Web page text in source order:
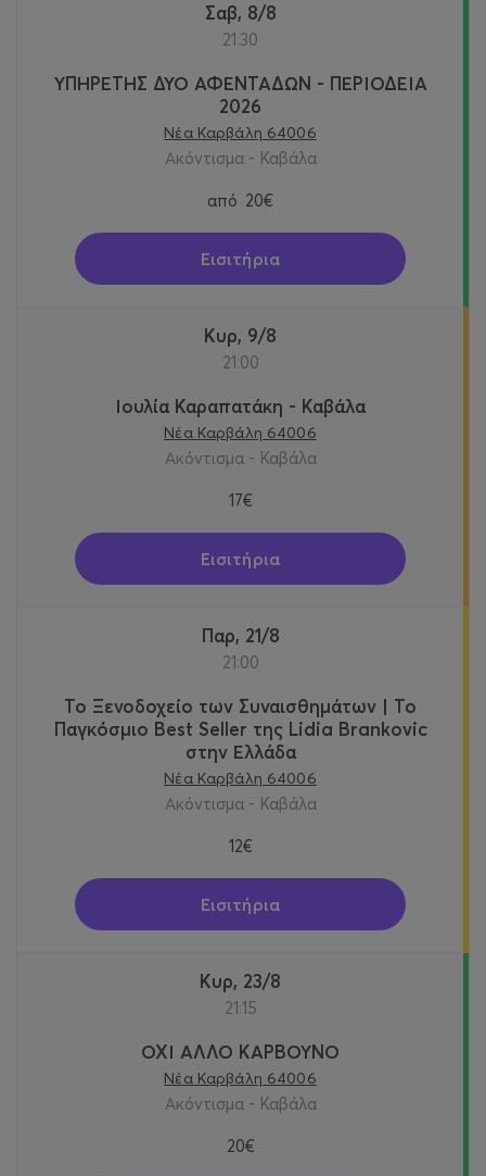
Σαβ, 8/8
21:30
ΥΠΗΡΕΤΗΣ ΔΥΟ ΑΦΕΝΤΑΔΩΝ - ΠΕΡΙΟΔΕΙΑ
2026
Νέα Καρβάλη 64006
Ακόντισμα - Καβάλα
από 20€
Εισιτήρια
Κυρ, 9/8
21:00
Ιουλία Καραπατάκη - Καβάλα
Νέα Καρβάλη 64006
Ακόντισμα - Καβάλα
17€
Εισιτήρια
Παρ, 21/8
21:00
Το Ξενοδοχείο των Συναισθημάτων | Το
Παγκόσμιο Best Seller της Lidia Brankovic
στην Ελλάδα
Νέα Καρβάλη 64006
Ακόντισμα - Καβάλα
12€
Εισιτήρια
Κυρ, 23/8
21:15
ΟΧΙ ΑΛΛΟ ΚΑΡΒΟΥΝΟ
Νέα Καρβάλη 64006
Ακόντισμα - Καβάλα
20€